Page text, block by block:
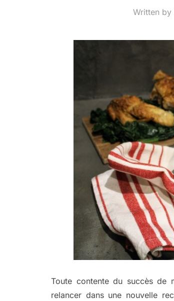
Written by
Toute contente du succès de
relancer dans une nouvelle